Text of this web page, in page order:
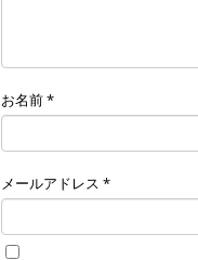
お名前*
メールアドレス *